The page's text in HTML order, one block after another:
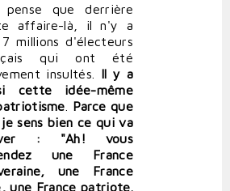
pense que derrière
affaire-là, il n'y a
millions d'électeurs
qui ont été
insultés.
Il y a
cette idée-même
Parce que
sens bien ce qui va
: "Ah! vous
une France
une France
une France patriote.